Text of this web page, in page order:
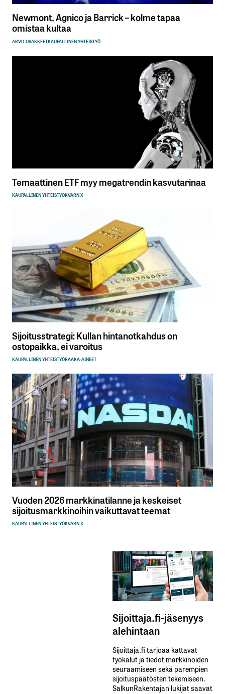
Newmont, Agnico ja Barrick – kolme tapaa
omistaa kultaa
ARVO-OSAKKEETKAUPALLINEN YHTEISTYÖ
Temaattinen ETF myy megatrendin kasvutarinaa
KAUPALLINEN YHTEISTYÖKVARN X
Sijoitusstrategi: Kullan hintanotkahdus on
ostopaikka, ei varoitus
KAUPALLINEN YHTEISTYÖRAAKA-AINEET
Vuoden 2026 markkinatilanne ja keskeiset
sijoitusmarkkinoihin vaikuttavat teemat
KAUPALLINEN YHTEISTYÖKVARN X
Sijoittaja.fi-jäsenyys
alehintaan
Sijoittaja.fi tarjoaa kattavat
työkalut ja tiedot markkinoiden
seuraamiseen sekä parempien
sijoituspäätösten tekemiseen.
SalkunRakentajan lukijat saavat